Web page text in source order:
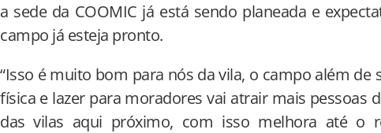
a sede da COOMIC já está sendo planeada e
campo já esteja pronto.
“Isso é muito bom para nós da vila, o campo além
física e lazer para moradores vai atrair mais pessoas
das vilas aqui próximo, com isso melhora até o